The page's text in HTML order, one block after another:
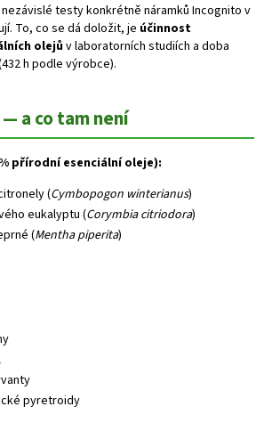
nezávislé testy konkrétně náramků Incognito v
To, co se dá doložit, je účinnost
olejův laboratorních studiích a doba
h podle výrobce).
a co tam není
přírodní esenciální oleje):
(Cymbopogon winterianus)
eukalyptu (Corymbia citriodora)
(Mentha piperita)
pyretroidy